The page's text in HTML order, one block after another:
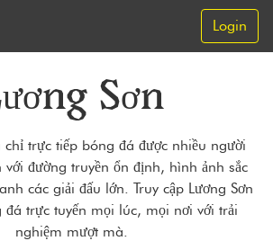
Login
Sơn
trực tiếp bóng đá được nhiều người
đường truyền ổn định, hình ảnh sắc
các giải đấu lớn. Truy cập Lương Sơn
đá trực tuyến mọi lúc, mọi nơi với trải
nghiệm mượt mà.